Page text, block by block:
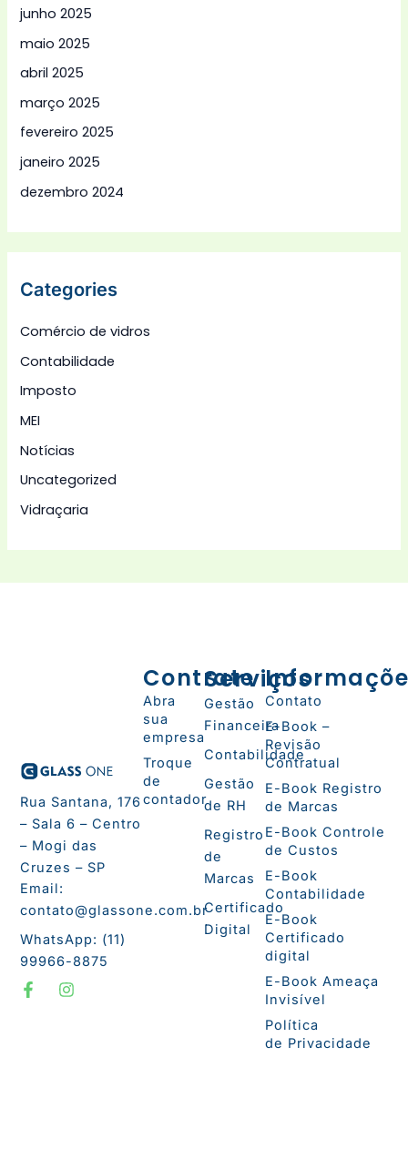
junho 2025
maio 2025
abril 2025
março 2025
fevereiro 2025
janeiro 2025
dezembro 2024
Categories
Comércio de vidros
Contabilidade
Imposto
MEI
Notícias
Uncategorized
Vidraçaria
Rua Santana, 176
– Sala 6 – Centro
– Mogi das
Cruzes – SP
Email:
contato@glassone.com.br
WhatsApp: (11)
99966-8875
F
a
I
n
Serviços
Gestão
Financeira
Contabilidade
Gestão
de RH
Registro
de
Marcas
Certificado
Digital
Contrate
Abra
sua
empresa
Troque
de
contador
Contato
E-Book –
Revisão
Contratual
E-Book Registro
de Marcas
E-Book Controle
de Custos
E-Book
Contabilidade
E-Book
Certificado
digital
E-Book Ameaça
Invisível
Política
de Privacidade